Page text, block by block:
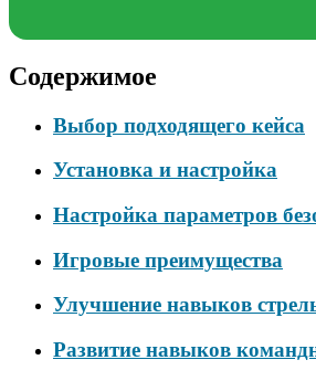
Содержимое
Выбор подходящего кейса
Установка и настройка
Настройка параметров
Игровые преимущества
Улучшение навыков
Развитие навыков